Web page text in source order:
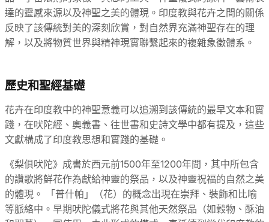
達的靈感來源以及神聖之美的體現。印度教與花卉之間的關係
反映了該傳統對美的深刻欣賞，對自然界充滿神聖存在的理
解，以及將物質世界與精神現實聯繫起來的複雜象徵體系。
歷史和聖經基礎
花卉在印度教中的神聖意義可以追溯到該傳統的最早文本和實
踐，在吠陀經、奧義書、往世書和史詩文學中都有提及，這些
文獻構成了印度教思想和實踐的基礎。
《梨俱吠陀》成書於西元前1500年至1200年間，其中所包含
的讚歌將鮮花作為獻給神靈的祭品，以及神靈祝福的自然之美
的體現。 「普什帕」（花）的概念出現在崇拜、裝飾和比喻
等脈絡中。早期吠陀儀式將花與其他天然祭品（如穀物、酥油